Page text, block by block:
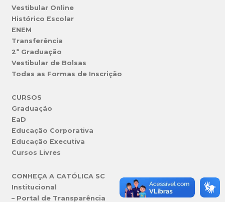
Vestibular Online
Histórico Escolar
ENEM
Transferência
2ª Graduação
Vestibular de Bolsas
Todas as Formas de Inscrição
CURSOS
Graduação
EaD
Educação Corporativa
Educação Executiva
Cursos Livres
CONHEÇA A CATÓLICA SC
Institucional
– Portal de Transparência